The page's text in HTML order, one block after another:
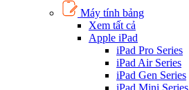
Máy tính bảng
Xem tất cả
Apple iPad
iPad Pro Series
iPad Air Series
iPad Gen Series
iPad Mini Series